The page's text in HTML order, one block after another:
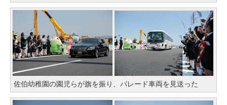
佐伯幼稚園の園児らが旗を振り、パレード車両を見送った